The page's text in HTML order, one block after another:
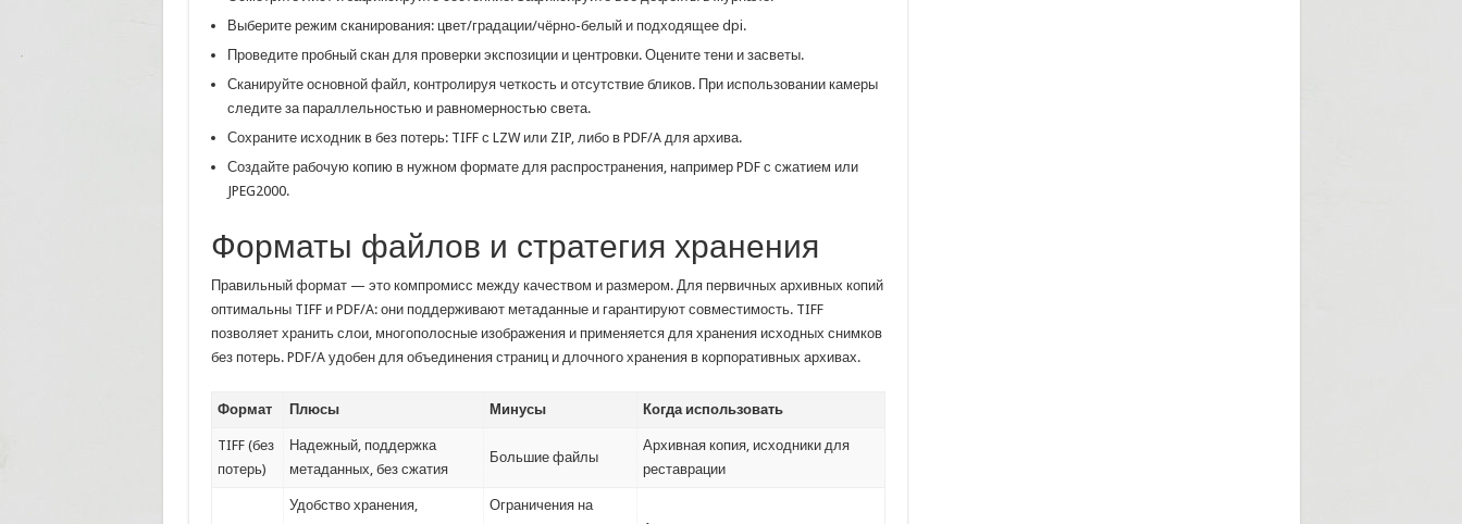
Выберите режим сканирования: цвет/градации/чёрно-белый и подходящее dpi.
Проведите пробный скан для проверки экспозиции и центровки. Оцените тени и засветы.
Сканируйте основной файл, контролируя четкость и отсутствие бликов. При использовании камеры
следите за параллельностью и равномерностью света.
Сохраните исходник в без потерь: TIFF с LZW или ZIP, либо в PDF/A для архива.
Создайте рабочую копию в нужном формате для распространения, например PDF с сжатием или
JPEG2000.
Форматы файлов и стратегия хранения
Правильный формат — это компромисс между качеством и размером. Для первичных архивных копий
оптимальны TIFF и PDF/A: они поддерживают метаданные и гарантируют совместимость. TIFF
позволяет хранить слои, многополосные изображения и применяется для хранения исходных снимков
без потерь. PDF/A удобен для объединения страниц и длочного хранения в корпоративных архивах.
Формат Плюсы Минусы Когда использовать
TIFF (без
потерь)
Надежный, поддержка
метаданных, без сжатия
Большие файлы
Архивная копия, исходники для
реставрации
Удобство хранения,
Ограничения на